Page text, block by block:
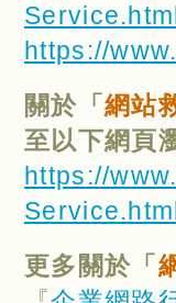
https://
關於「 網站
至以下網頁
https://
更多關於「